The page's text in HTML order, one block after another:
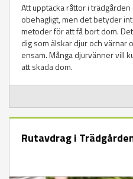
Att upptäcka råttor i
obehagligt, men det betyder
metoder för att få bort dom.
dig som älskar djur och värnar
ensam. Många djurvänner vill
att skada dom.
Rutavdrag i